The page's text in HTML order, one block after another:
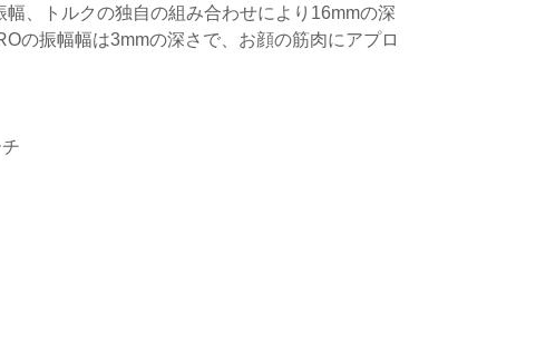
、トルクの独自の組み合わせにより16mmの深
の振幅幅は3mmの深さで、お顔の筋肉にアプロ